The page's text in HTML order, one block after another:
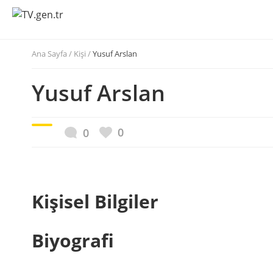
Ana Sayfa / Kişi /Yusuf Arslan
Yusuf Arslan
0 0
Kişisel Bilgiler
Biyografi